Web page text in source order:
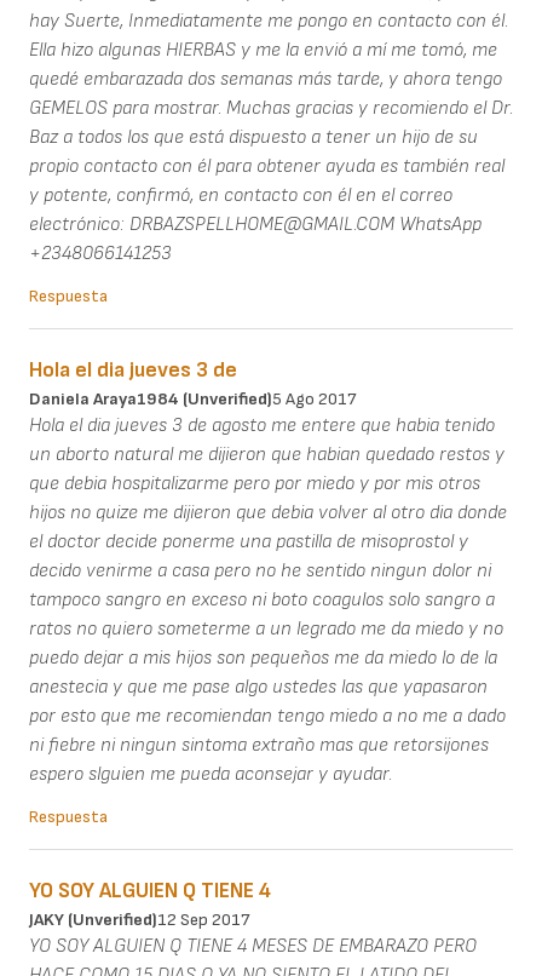
hay Suerte, Inmediatamente me pongo en contacto con él.
Ella hizo algunas HIERBAS y me la envió a mí me tomó, me
quedé embarazada dos semanas más tarde, y ahora tengo
GEMELOS para mostrar. Muchas gracias y recomiendo el Dr.
Baz a todos los que está dispuesto a tener un hijo de su
propio contacto con él para obtener ayuda es también real
y potente, confirmó, en contacto con él en el correo
electrónico: DRBAZSPELLHOME@GMAIL.COM WhatsApp
+2348066141253
Respuesta
Hola el dia jueves 3 de
Daniela Araya1984 (unverified)5 Ago 2017
Hola el dia jueves 3 de agosto me entere que habia tenido
un aborto natural me dijieron que habian quedado restos y
que debia hospitalizarme pero por miedo y por mis otros
hijos no quize me dijieron que debia volver al otro dia donde
el doctor decide ponerme una pastilla de misoprostol y
decido venirme a casa pero no he sentido ningun dolor ni
tampoco sangro en exceso ni boto coagulos solo sangro a
ratos no quiero someterme a un legrado me da miedo y no
puedo dejar a mis hijos son pequeños me da miedo lo de la
anestecia y que me pase algo ustedes las que yapasaron
por esto que me recomiendan tengo miedo a no me a dado
ni fiebre ni ningun sintoma extraño mas que retorsijones
espero slguien me pueda aconsejar y ayudar.
Respuesta
YO SOY ALGUIEN Q TIENE 4
JAKY (unverified)12 Sep 2017
YO SOY ALGUIEN Q TIENE 4 MESES DE EMBARAZO PERO